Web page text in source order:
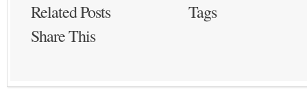
Related Posts
Tags
Share This